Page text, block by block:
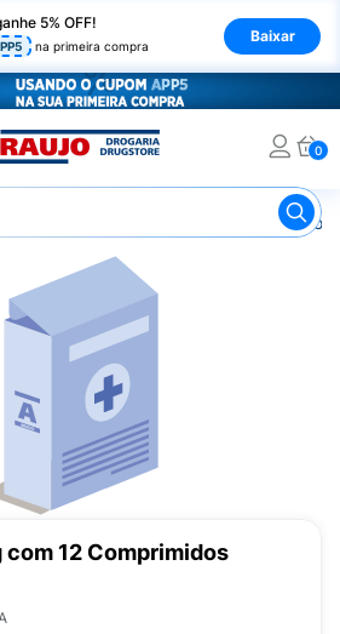
5% OFF!
na primeira compra
Baixar
0
Remédio
12 Comprimidos